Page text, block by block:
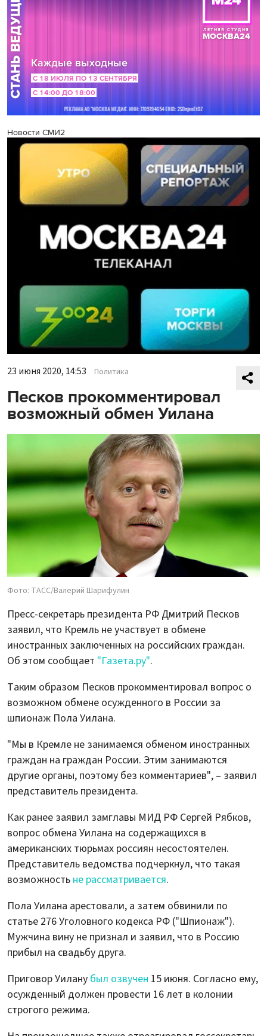
Новости СМИ2
23 июня 2020, 14:53 Политика
Песков прокомментировал
возможный обмен Уилана
Фото: ТАСС/Валерий Шарифулин
Пресс-секретарь президента РФ Дмитрий Песков
заявил, что Кремль не участвует в обмене
иностранных заключенных на российских граждан.
Об этом сообщает "Газета.ру".
Таким образом Песков прокомментировал вопрос о
возможном обмене осужденного в России за
шпионаж Пола Уилана.
"Мы в Кремле не занимаемся обменом иностранных
граждан на граждан России. Этим занимаются
другие органы, поэтому без комментариев", – заявил
представитель президента.
Как ранее заявил замглавы МИД РФ Сергей Рябков,
вопрос обмена Уилана на содержащихся в
американских тюрьмах россиян несостоятелен.
Представитель ведомства подчеркнул, что такая
возможность не рассматривается.
Пола Уилана арестовали, а затем обвинили по
статье 276 Уголовного кодекса РФ ("Шпионаж").
Мужчина вину не признал и заявил, что в Россию
прибыл на свадьбу друга.
Приговор Уилану был озвучен 15 июня. Согласно ему,
осужденный должен провести 16 лет в колонии
строгого режима.